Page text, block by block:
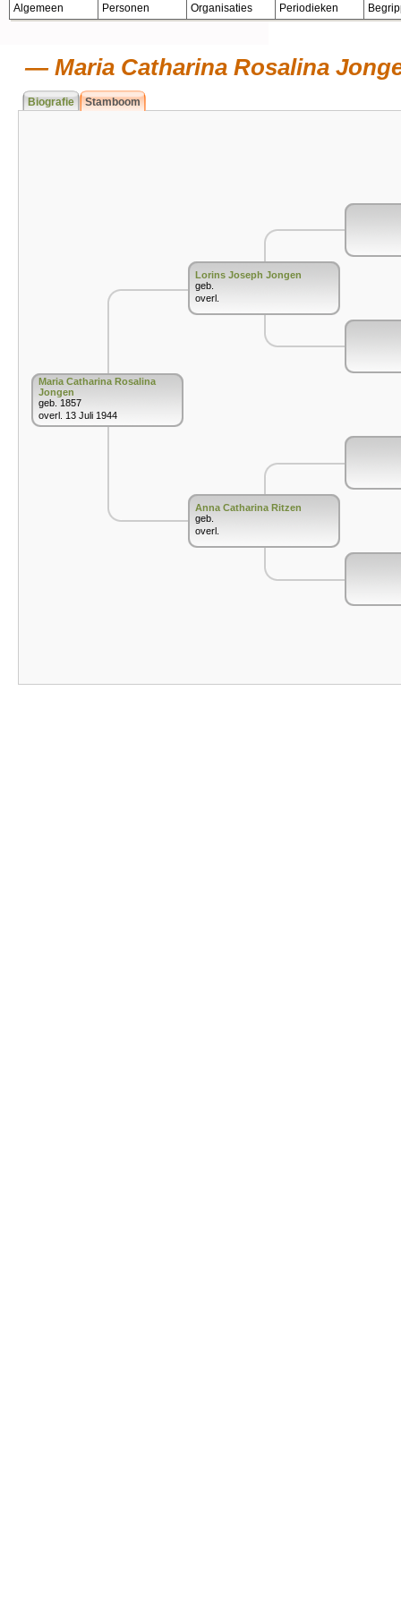
Algemeen Personen Organisaties Periodieken
Maria Catharina Rosalina
Biografie Stamboom
Maria Catharina Rosalina
Jongen
geb. 1857
overl. 13 Juli 1944
Lorins Joseph Jongen
geb.
overl.
Anna Catharina Ritzen
geb.
overl.